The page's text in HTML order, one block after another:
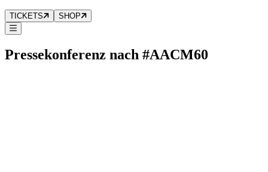
TICKETS SHOP
Pressekonferenz nach #AACM60